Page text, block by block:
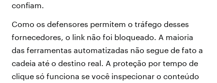
confiam.
Como os defensores permitem o tráfego desses
fornecedores, o link não foi bloqueado. A maioria
das ferramentas automatizadas não segue de fato a
cadeia até o destino real. A proteção por tempo de
clique só funciona se você inspecionar o conteúdo